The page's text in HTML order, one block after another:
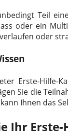
Teil
oder ein
oder
Erste-Hilfe-
Sie die
Ihnen das
Ihr